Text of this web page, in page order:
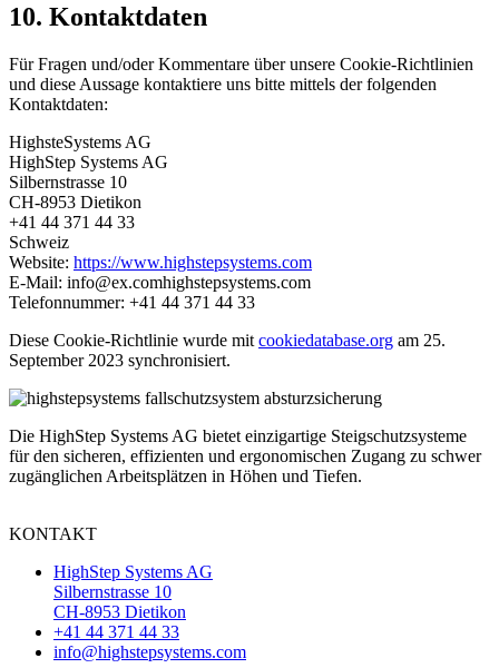
10. Kontaktdaten
Für Fragen und/oder Kommentare über unsere Cookie-Richtlinien
und diese Aussage kontaktiere uns bitte mittels der folgenden
Kontaktdaten:
HighsteSystems AG
HighStep Systems AG
Silbernstrasse 10
CH-8953 Dietikon
+41 44 371 44 33
Schweiz
Website: https://www.highstepsystems.com
E-Mail: info@ex.comhighstepsystems.com
Telefonnummer: +41 44 371 44 33
Diese Cookie-Richtlinie wurde mit cookiedatabase.org am 25.
September 2023 synchronisiert.
Die HighStep Systems AG bietet einzigartige Steigschutzsysteme
für den sicheren, effizienten und ergonomischen Zugang zu schwer
zugänglichen Arbeitsplätzen in Höhen und Tiefen.
KONTAKT
HighStep Systems AG
Silbernstrasse 10
CH-8953 Dietikon
+41 44 371 44 33
info@highstepsystems.com